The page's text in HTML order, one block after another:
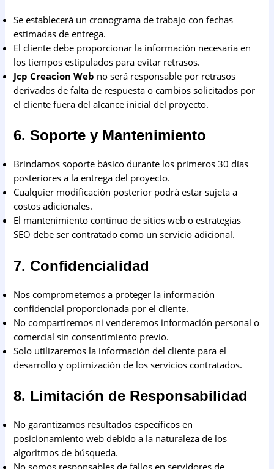
Se establecerá un cronograma de trabajo con fechas
estimadas de entrega.
El cliente debe proporcionar la información necesaria en
los tiempos estipulados para evitar retrasos.
Jcp Creacion Web no será responsable por retrasos
derivados de falta de respuesta o cambios solicitados por
el cliente fuera del alcance inicial del proyecto.
6. Soporte y Mantenimiento
Brindamos soporte básico durante los primeros 30 días
posteriores a la entrega del proyecto.
Cualquier modificación posterior podrá estar sujeta a
costos adicionales.
El mantenimiento continuo de sitios web o estrategias
SEO debe ser contratado como un servicio adicional.
7. Confidencialidad
Nos comprometemos a proteger la información
confidencial proporcionada por el cliente.
No compartiremos ni venderemos información personal o
comercial sin consentimiento previo.
Solo utilizaremos la información del cliente para el
desarrollo y optimización de los servicios contratados.
8. Limitación de Responsabilidad
No garantizamos resultados específicos en
posicionamiento web debido a la naturaleza de los
algoritmos de búsqueda.
No somos responsables de fallos en servidores de